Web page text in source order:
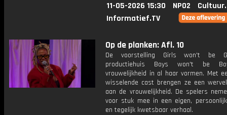
11-05-2026 15:30 NPO2
Informatief.TV
Op de planken: Afl. 10
De voorstelling Girls won't be
productiehuis Boys won't be
vrouwelijkheid in al haar vormen. Met
wisselende cast brengen ze een
aan de vrouwelijkheid. De spelers
voor stuk mee in een eigen,
en tegelijk kwetsbaar verhaal.